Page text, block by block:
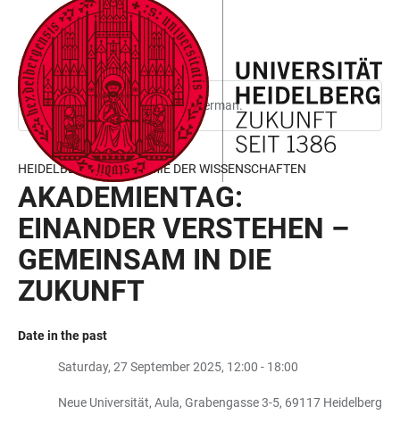
ACCESSIBILITY
LINKS
JUMP
TO
MAIN
CONTENT
OPEN
MAIN
NAVIGATION
OPEN
SEARCH
FORM
This page is only available in German.
HEIDELBERGER AKADEMIE DER WISSENSCHAFTEN
AKADEMIENTAG:
EINANDER VERSTEHEN –
GEMEINSAM IN DIE
ZUKUNFT
Date in the past
Saturday, 27 September 2025, 12:00 - 18:00
Neue Universität, Aula, Grabengasse 3-5, 69117 Heidelberg